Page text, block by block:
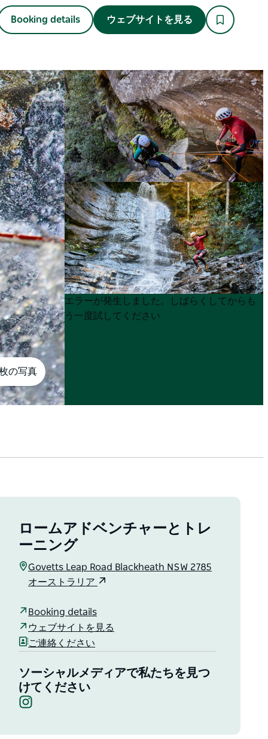
Booking details ウェブサイトを見る
の写真
Product
List
Product
List
エラーが発生しました。しばらくしてからも
う一度試してください
ロームアドベンチャーとトレ
ーニング
Govetts Leap Road Blackheath NSW 2785
オーストラリア
Booking details
ウェブサイトを見る
ご連絡ください
ソーシャルメディアで私たちを見つ
けてください